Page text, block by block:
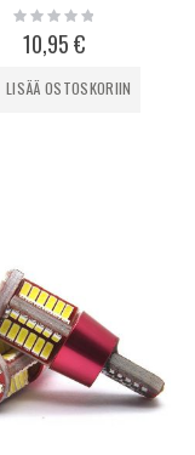
Rating:
0%
10,95 €
LISÄÄ OSTOSKORIIN